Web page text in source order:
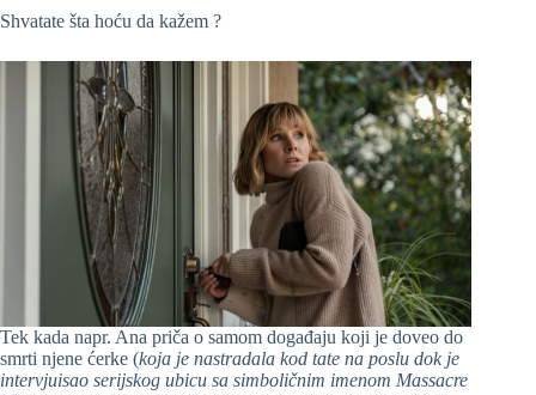
Shvatate šta hoću da kažem ?
Tek kada napr. Ana priča o samom događaju koji je doveo do
smrti njene ćerke (koja je nastradala kod tate na poslu dok je
intervjuisao serijskog ubicu sa simboličnim imenom Massacre